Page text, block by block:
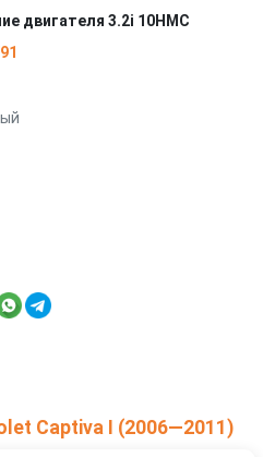
двигателя 3.2i 10HMC
Captiva I (2006—2011)